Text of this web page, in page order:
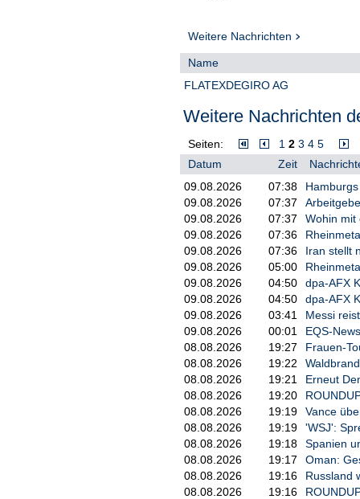
2. Grund der Mitteilung
X    Erwerb bzw.
Erwerb bzw.
Änderung der
          Sonstiger Grund:
3. Angaben zum
Juristische Person:
Registrierter Sitz,
4. Namen der Aktionäre
mit 3% oder mehr
5. Datum der
     06.08.2025
6.
Anteil
Stimmrechte
(Summe 7.a.)
neu            2,62 %
letzte         3,01 %
  Mittei-
  lung
Weitere Nachrichten
Name
FLATEXDEGIRO AG
Weitere Nachrichten
Seiten: 1 2 3 4 5
Datum
Zeit
09.08.2026
07:38
09.08.2026
07:37
09.08.2026
07:37
Wohin mit
09.08.2026
07:36
09.08.2026
07:36
Iran stellt
09.08.2026
05:00
09.08.2026
04:50
dpa-AFX
09.08.2026
04:50
dpa-AFX
09.08.2026
03:41
Messi
09.08.2026
00:01
EQS-
08.08.2026
19:27
Frauen-
08.08.2026
19:22
08.08.2026
19:21
Erneut
08.08.2026
19:20
08.08.2026
19:19
Vance
08.08.2026
19:19
'WSJ':
08.08.2026
19:18
Spanien
08.08.2026
19:17
Oman:
08.08.2026
19:16
Russland
08.08.2026
19:16